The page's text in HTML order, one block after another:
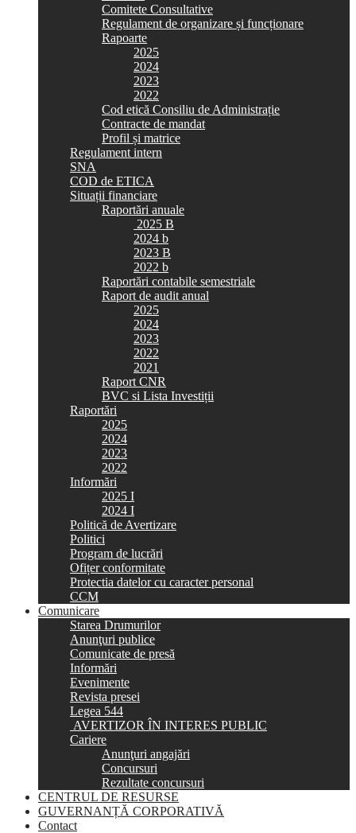
Comitete Consultative
Regulament de organizare și funcționare
Rapoarte
2025
2024
2023
2022
Cod etică Consiliu de Administrație
Contracte de mandat
Profil și matrice
Regulament intern
SNA
COD de ETICA
Situații financiare
Raportări anuale
2025 B
2024 b
2023 B
2022 b
Raportări contabile semestriale
Raport de audit anual
2025
2024
2023
2022
2021
Raport CNR
BVC si Lista Investiții
Raportări
2025
2024
2023
2022
Informări
2025 I
2024 I
Politică de Avertizare
Politici
Program de lucrări
Ofițer conformitate
Protectia datelor cu caracter personal
CCM
Comunicare
Starea Drumurilor
Anunţuri publice
Comunicate de presă
Informări
Evenimente
Revista presei
Legea 544
AVERTIZOR ÎN INTERES PUBLIC
Cariere
Anunţuri angajări
Concursuri
Rezultate concursuri
CENTRUL DE RESURSE
GUVERNANȚĂ CORPORATIVĂ
Contact